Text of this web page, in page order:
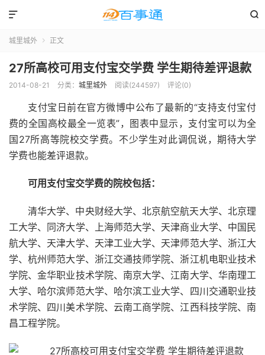


城里城外  正文
27所高校可用支付宝交学费 学生期待差评退款
2014-08-21 分类： 城里城外 阅读(244597) 评论(0)
支付宝日前在官方微博中公布了最新的“支持支付宝付
费的全国高校最全一览表”，图表中显示，支付宝可以为全
国27所高等院校交学费。不少学生对此调侃说，期待大学
学费也能差评退款。
可用支付宝交学费的院校包括：
清华大学、中央财经大学、北京航空航天大学、北京理
工大学、同济大学、上海师范大学、天津商业大学、中国民
航大学、天津大学、天津工业大学、天津师范大学、浙江大
学、杭州师范大学、浙江交通技师学院、浙江机电职业技术
学院、金华职业技术学院、南京大学、江南大学、华南理工
大学、哈尔滨师范大学、哈尔滨工业大学、四川交通职业技
术学院、四川美术学院、云南工商学院、江西科技学院、南
昌工程学院。